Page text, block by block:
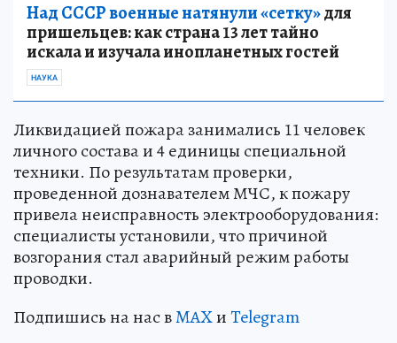
Над СССР военные натянули «сетку»для
пришельцев: как страна 13 лет тайно
искала и изучала инопланетных гостей
НАУКА
Ликвидацией пожара занимались 11 человек
личного состава и 4 единицы специальной
техники. По результатам проверки,
проведенной дознавателем МЧС, к пожару
привела неисправность электрооборудования:
специалисты установили, что причиной
возгорания стал аварийный режим работы
проводки.
Подпишись на нас вMAXиTelegram